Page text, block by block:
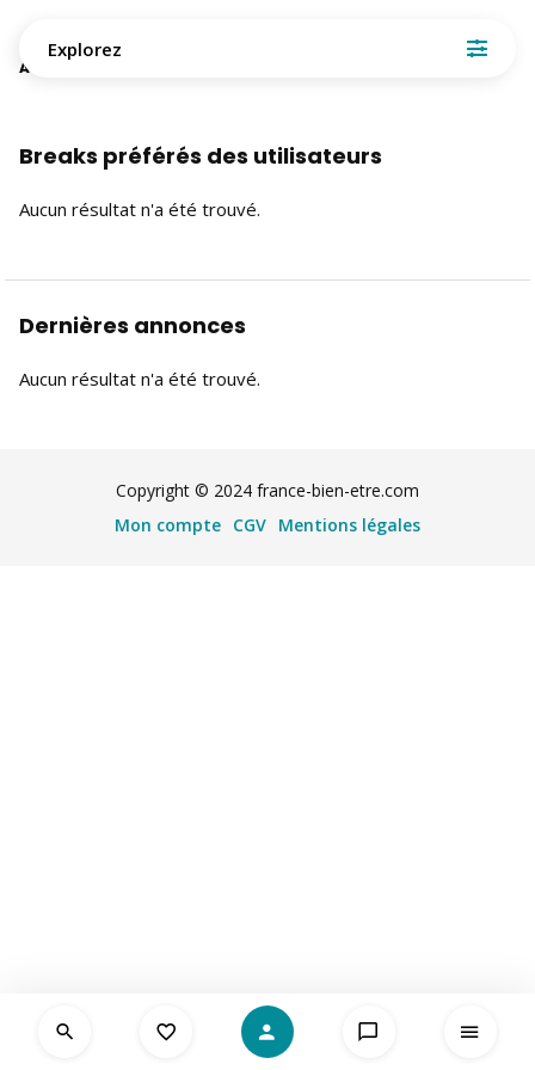
Explorez
Aucun résultat n'a été trouvé
Breaks préférés des utilisateurs
Aucun résultat n'a été trouvé.
Dernières annonces
Aucun résultat n'a été trouvé.
Copyright © 2024 france-bien-etre.com
Mon compte CGV Mentions légales